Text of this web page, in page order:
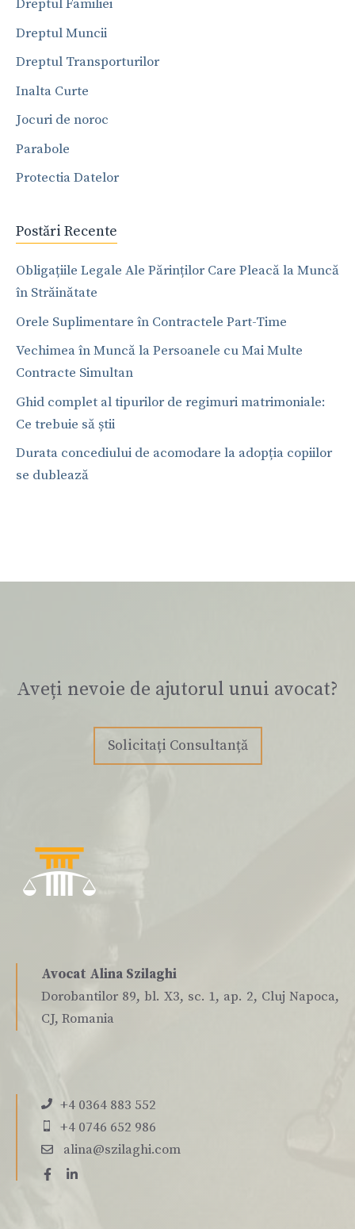
Dreptul Familiei
Dreptul Muncii
Dreptul Transporturilor
Inalta Curte
Jocuri de noroc
Parabole
Protectia Datelor
Postări Recente
Obligațiile Legale Ale Părinților Care Pleacă la Muncă
în Străinătate
Orele Suplimentare în Contractele Part-Time
Vechimea în Muncă la Persoanele cu Mai Multe
Contracte Simultan
Ghid complet al tipurilor de regimuri matrimoniale:
Ce trebuie să știi
Durata concediului de acomodare la adopția copiilor
se dublează
Aveți nevoie de ajutorul unui avocat?
Solicitați Consultanță
Avocat Alina Szilaghi
Dorobantilor 89, bl. X3, sc. 1, ap. 2, Cluj Napoca,
CJ, Romania
+4 0364 883 552
+4 0746 652 986
alina@szilaghi.com